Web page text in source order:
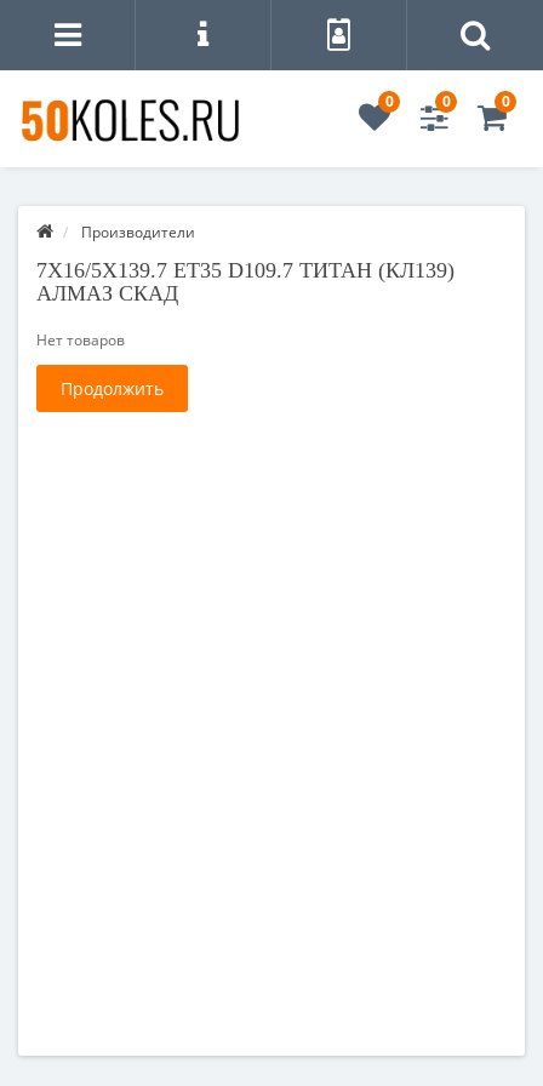
0 0 0
Производители
7X16/5X139.7 ET35 D109.7 ТИТАН (КЛ139)
АЛМАЗ СКАД
Нет товаров
Продолжить